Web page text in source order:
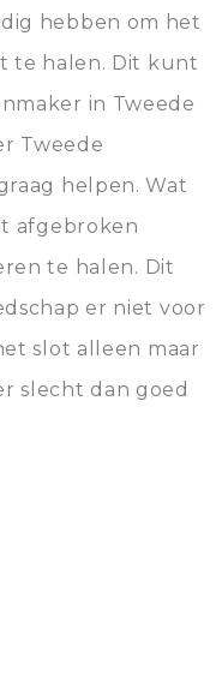
hebben om het
te halen. Dit kunt
in Tweede
Tweede
helpen. Wat
afgebroken
te halen. Dit
er niet voor
slot alleen maar
slecht dan goed